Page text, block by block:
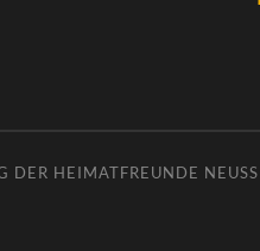
DER HEIMATFREUNDE NEUSS